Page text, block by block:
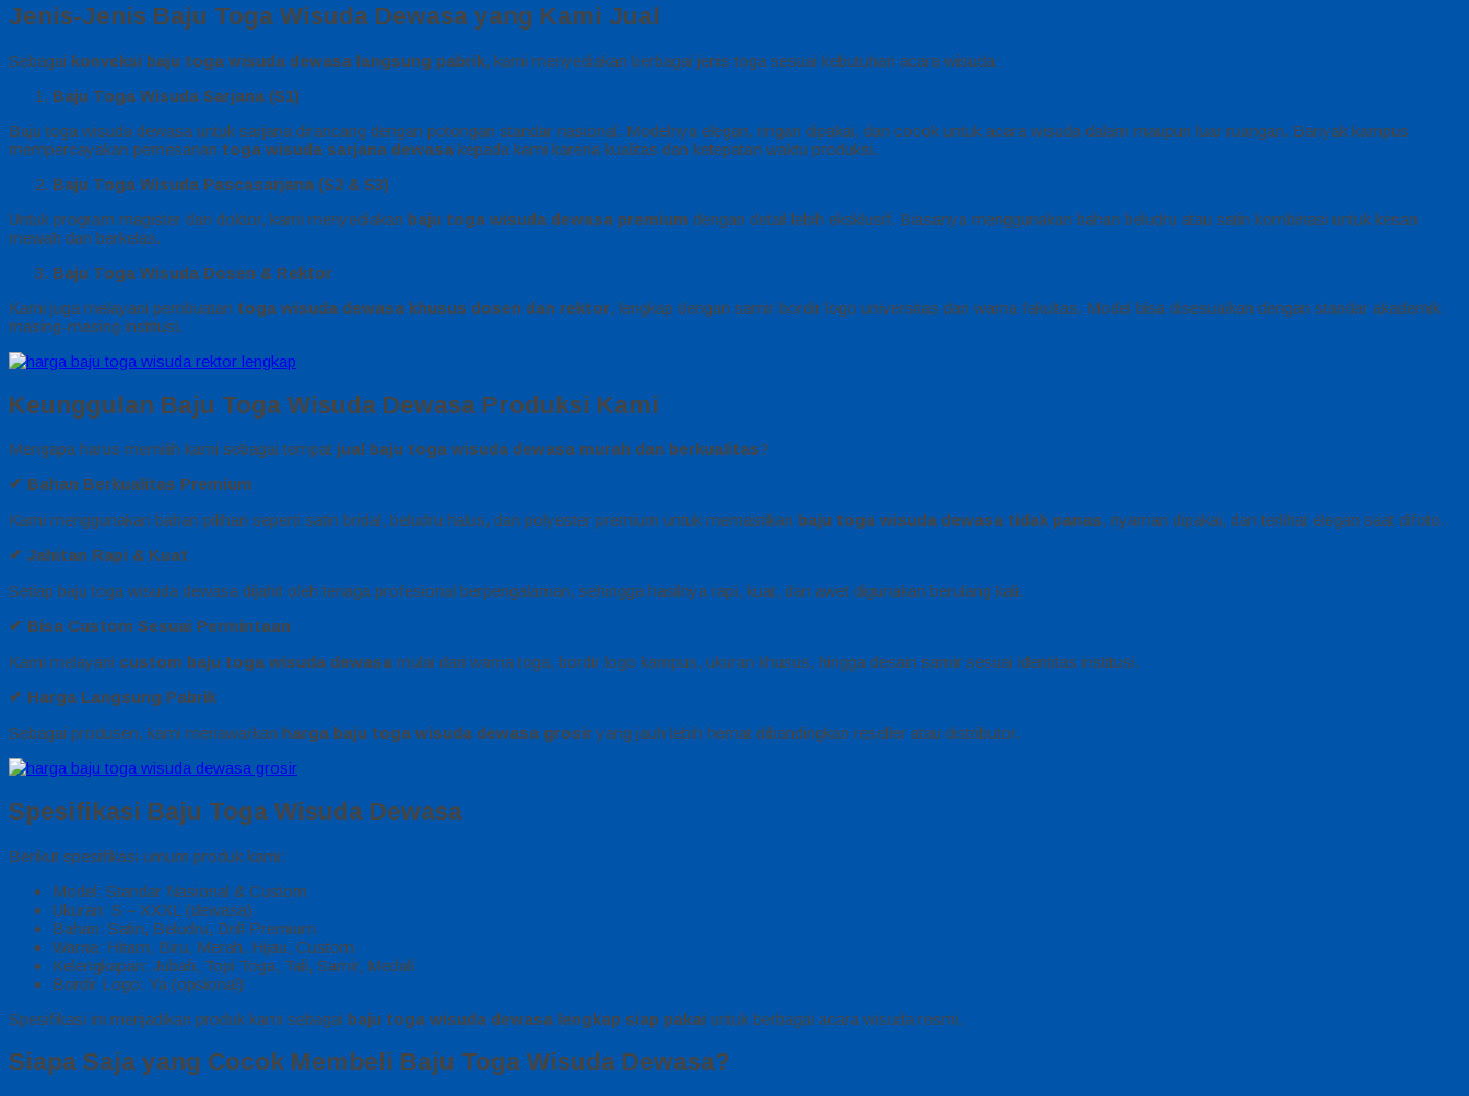
Jenis-Jenis Baju Toga Wisuda Dewasa yang Kami Jual
Sebagai konveksi baju toga wisuda dewasa langsung pabrik, kami menyediakan berbagai jenis toga sesuai kebutuhan acara wisuda:
Baju Toga Wisuda Sarjana (S1)
Baju toga wisuda dewasa untuk sarjana dirancang dengan potongan standar nasional. Modelnya elegan, ringan dipakai, dan cocok untuk acara wisuda dalam maupun luar ruangan. Banyak kampus
mempercayakan pemesanan toga wisuda sarjana dewasa kepada kami karena kualitas dan ketepatan waktu produksi.
Baju Toga Wisuda Pascasarjana (S2 & S3)
Untuk program magister dan doktor, kami menyediakan baju toga wisuda dewasa premium dengan detail lebih eksklusif. Biasanya menggunakan bahan beludru atau satin kombinasi untuk kesan
mewah dan berkelas.
Baju Toga Wisuda Dosen & Rektor
Kami juga melayani pembuatan toga wisuda dewasa khusus dosen dan rektor, lengkap dengan samir bordir logo universitas dan warna fakultas. Model bisa disesuaikan dengan standar akademik
masing-masing institusi.
Keunggulan Baju Toga Wisuda Dewasa Produksi Kami
Mengapa harus memilih kami sebagai tempat jual baju toga wisuda dewasa murah dan berkualitas?
✔ Bahan Berkualitas Premium
Kami menggunakan bahan pilihan seperti satin bridal, beludru halus, dan polyester premium untuk memastikan baju toga wisuda dewasa tidak panas, nyaman dipakai, dan terlihat elegan saat difoto.
✔ Jahitan Rapi & Kuat
Setiap baju toga wisuda dewasa dijahit oleh tenaga profesional berpengalaman, sehingga hasilnya rapi, kuat, dan awet digunakan berulang kali.
✔ Bisa Custom Sesuai Permintaan
Kami melayani custom baju toga wisuda dewasa mulai dari warna toga, bordir logo kampus, ukuran khusus, hingga desain samir sesuai identitas institusi.
✔ Harga Langsung Pabrik
Sebagai produsen, kami menawarkan harga baju toga wisuda dewasa grosiryang jauh lebih hemat dibandingkan reseller atau distributor.
Spesifikasi Baju Toga Wisuda Dewasa
Berikut spesifikasi umum produk kami:
Model: Standar Nasional & Custom
Ukuran: S – XXXL (dewasa)
Bahan: Satin, Beludru, Drill Premium
Warna: Hitam, Biru, Merah, Hijau, Custom
Kelengkapan: Jubah, Topi Toga, Tali, Samir, Medali
Bordir Logo: Ya (opsional)
Spesifikasi ini menjadikan produk kami sebagai baju toga wisuda dewasa lengkap siap pakai untuk berbagai acara wisuda resmi.
Siapa Saja yang Cocok Membeli Baju Toga Wisuda Dewasa?